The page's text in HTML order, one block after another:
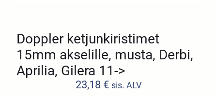
Doppler ketjunkiristimet
15mm akselille, musta, Derbi,
Aprilia, Gilera 11->
23,18 € sis. ALV